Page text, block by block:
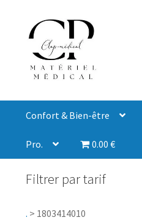
Confort & Bien-être
Pro. 0.00 €
Filtrer par tarif
. > 1803414010